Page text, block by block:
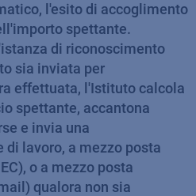
l'esito di accoglimento
spettante.
di riconoscimento
sia inviata per
effettuata, l'Istituto calcola
spettante, accantona
e invia una
lavoro, a mezzo posta
o a mezzo posta
qualora non sia